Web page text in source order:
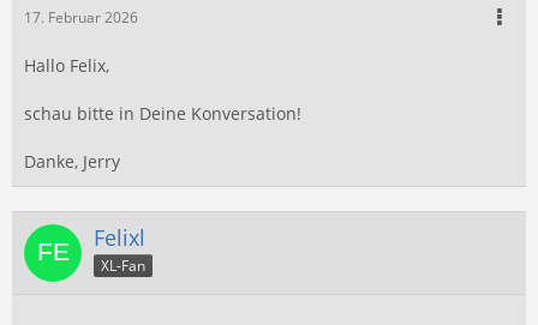
17. Februar 2026
Hallo Felix,
schau bitte in Deine Konversation!
Danke, Jerry
Felixl
XL-Fan